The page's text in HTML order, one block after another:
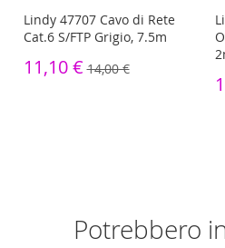
Lindy 47707 Cavo di Rete
Cat.6 S/FTP Grigio, 7.5m
11,10 € 14,00 €
Potrebbero